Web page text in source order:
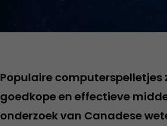
Populaire computerspelletjes
goedkope en effectieve
onderzoek van Canadese